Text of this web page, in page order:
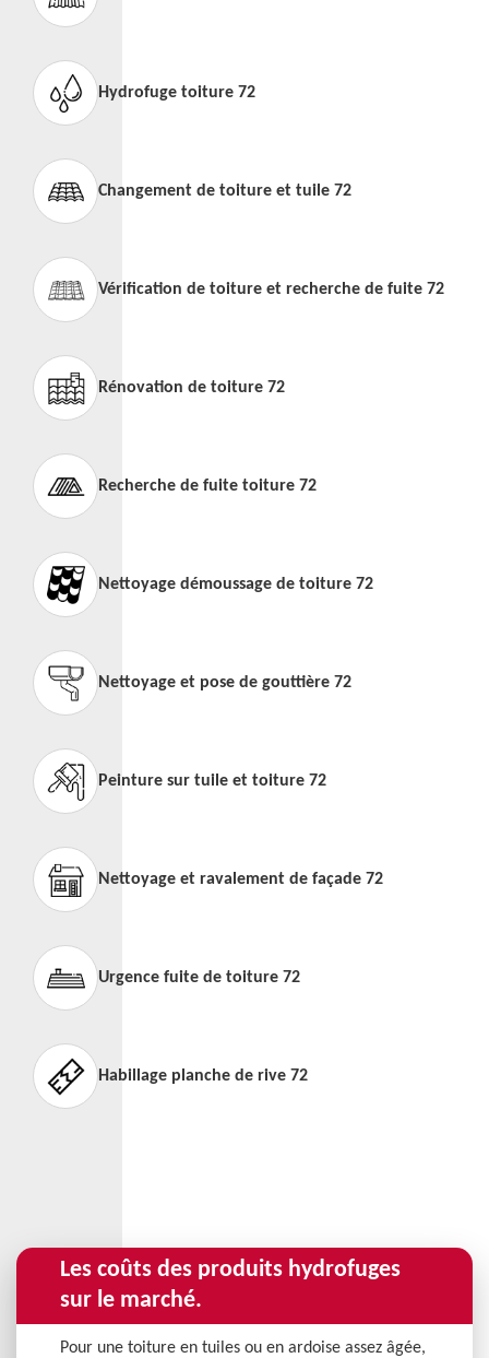
Hydrofuge toiture 72
Changement de toiture et tuile 72
Vérification de toiture et recherche de fuite 72
Rénovation de toiture 72
Recherche de fuite toiture 72
Nettoyage démoussage de toiture 72
Nettoyage et pose de gouttière 72
Peinture sur tuile et toiture 72
Nettoyage et ravalement de façade 72
Urgence fuite de toiture 72
Habillage planche de rive 72
Les coûts des produits hydrofuges
sur le marché.
Pour une toiture en tuiles ou en ardoise assez âgée,